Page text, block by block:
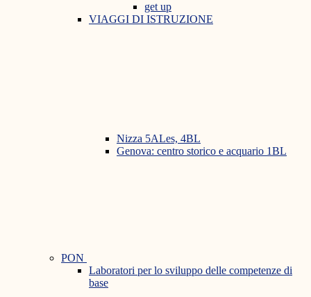
get up
VIAGGI DI ISTRUZIONE
Nizza 5ALes, 4BL
Genova: centro storico e acquario 1BL
PON
Laboratori per lo sviluppo delle competenze di
base